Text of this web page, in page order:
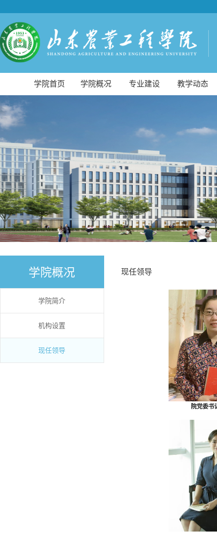
学院首页 学院概况 专业建设 教学动态
学院概况
学院简介
机构设置
现任领导
现任领导
院党委书